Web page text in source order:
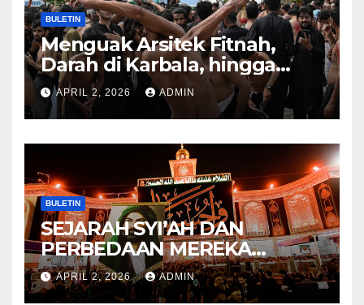
BULETIN
Menguak Arsitek Fitnah,
Darah di Karbala, hingga
Lahirnya Sekte-sekte serta
Mitos Imam Gaib
APRIL 2, 2026 ADMIN
BULETIN
SEJARAH SYI’AH DAN
PERBEDAAN MEREKA
ANTARA DULU DAN
SEKARANG
APRIL 2, 2026 ADMIN